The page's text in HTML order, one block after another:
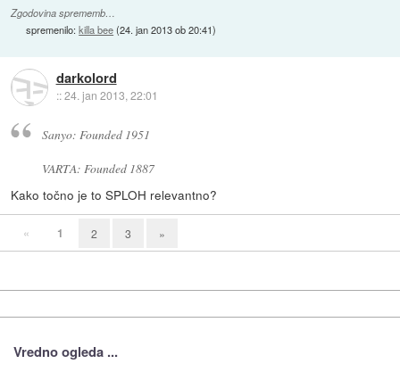
Zgodovina sprememb…
spremenilo:killa bee(24. jan 2013 ob 20:41)
darkolord
::24. jan 2013, 22:01
Sanyo: Founded 1951
VARTA: Founded 1887
Kako točno je to SPLOH relevantno?
« 1 2 3 »
Vredno ogleda ...